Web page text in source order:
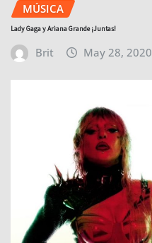
MÚSICA
Lady Gaga y Ariana Grande ¡Juntas!
Brit May 28, 2020